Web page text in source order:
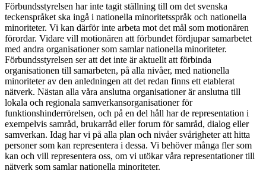
Förbundsstyrelsen har inte tagit ställning till om det svenska
teckenspråket ska ingå i nationella minoritetsspråk och nationella
minoriteter. Vi kan därför inte arbeta mot det mål som motionären
förordar. Vidare vill motionären att förbundet fördjupar samarbetet
med andra organisationer som samlar nationella minoriteter.
Förbundsstyrelsen ser att det inte är aktuellt att förbinda
organisationen till samarbeten, på alla nivåer, med nationella
minoriteter av den anledningen att det redan finns ett etablerat
nätverk. Nästan alla våra anslutna organisationer är anslutna till
lokala och regionala samverkansorganisationer för
funktionshinderrörelsen, och på en del håll har de representation i
exempelvis samråd, brukarråd eller forum för samråd, dialog eller
samverkan. Idag har vi på alla plan och nivåer svårigheter att hitta
personer som kan representera i dessa. Vi behöver många fler som
kan och vill representera oss, om vi utökar våra representationer till
nätverk som samlar nationella minoriteter.